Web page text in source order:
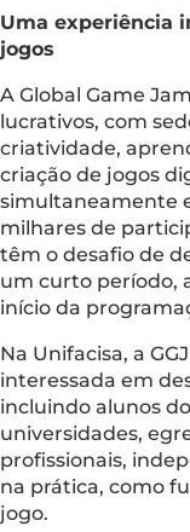
Uma experiência
jogos
A Global Game
lucrativos, com
criatividade,
criação de jogos
simultaneamente
milhares de
têm o desafio de
um curto período,
início da
Na Unifacisa, a
interessada em
incluindo alunos
universidades,
profissionais,
na prática, como
jogo.